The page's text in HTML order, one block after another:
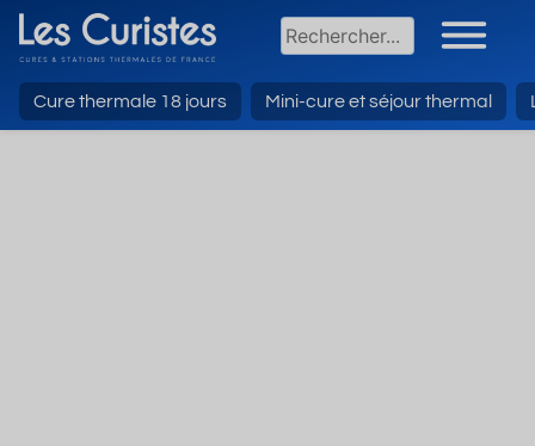
Cure thermale 18 jours Mini-cure et séjour thermal